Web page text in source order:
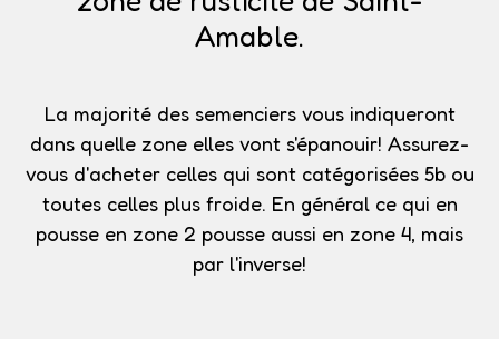
Amable.
La majorité des semenciers vous indiqueront
dans quelle zone elles vont s'épanouir! Assurez-
vous d'acheter celles qui sont catégorisées 5bou
toutes celles plus froide. En général ce qui en
pousse en zone 2 pousse aussi en zone 4, mais
par l'inverse!